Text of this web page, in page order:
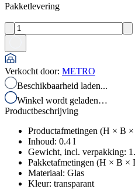
Pakketlevering
Verkocht door: METRO
Beschikbaarheid laden...
Winkel wordt geladen…
Productbeschrijving
Productafmetingen (H × B
Inhoud: 0.4 l
Gewicht, incl. verpakking:
Pakketafmetingen (H × B ×
Materiaal: Glas
Kleur: transparant